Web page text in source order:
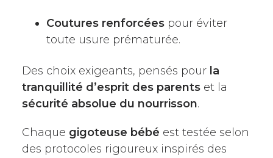
Coutures renforcées pour éviter
toute usure prématurée.
Des choix exigeants, pensés pour la
tranquillité d’esprit des parents et la
sécurité absolue du nourrisson.
Chaque gigoteuse bébé est testée selon
des protocoles rigoureux inspirés des